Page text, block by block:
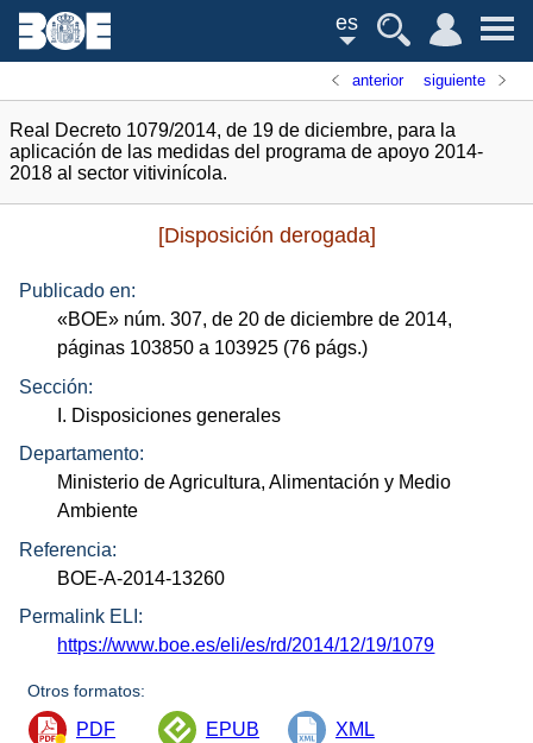
es
anterior siguiente
Real Decreto 1079/2014, de 19 de diciembre, para la
aplicación de las medidas del programa de apoyo 2014-
2018 al sector vitivinícola.
[Disposición derogada]
Publicado en:
«BOE» núm. 307, de 20 de diciembre de 2014,
páginas 103850 a 103925 (76 págs.)
Sección:
I. Disposiciones generales
Departamento:
Ministerio de Agricultura, Alimentación y Medio
Ambiente
Referencia:
BOE-A-2014-13260
Permalink ELI:
https://www.boe.es/eli/es/rd/2014/12/19/1079
Otros formatos:
PDF EPUB XML